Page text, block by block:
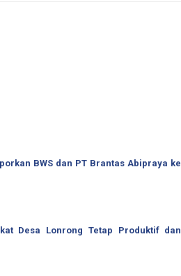
BWS dan PT Brantas Abipraya ke
Desa Lonrong Tetap Produktif dan